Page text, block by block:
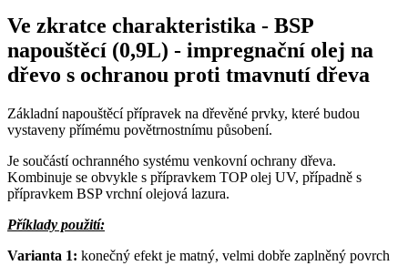
Ve zkratce charakteristika - BSP
napouštěcí (0,9L) - impregnační olej na
dřevo s ochranou proti tmavnutí dřeva
Základní napouštěcí přípravek na dřevěné prvky, které budou
vystaveny přímému povětrnostnímu působení.
Je součástí ochranného systému venkovní ochrany dřeva.
Kombinuje se obvykle s přípravkem TOP olej UV, případně s
přípravkem BSP vrchní olejová lazura.
Příklady použití:
Varianta 1: konečný efekt je matný, velmi dobře zaplněný povrch